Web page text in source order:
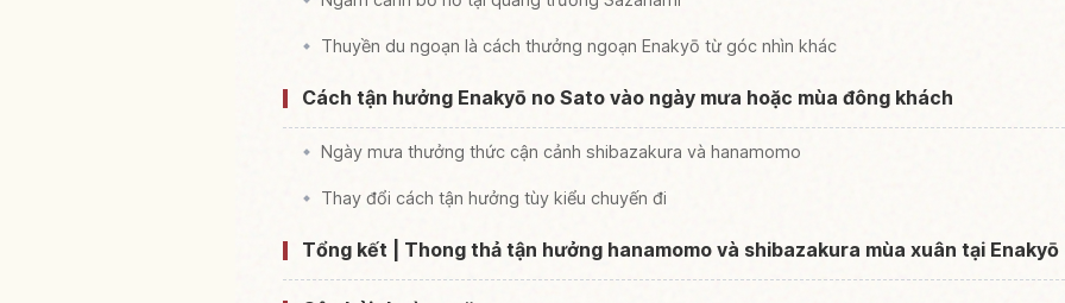
Thuyền du ngoạn là cách thưởng ngoạn Enakyō từ góc nhìn khác
Cách tận hưởng Enakyō no Sato vào ngày mưa hoặc mùa đông khách
Ngày mưa thưởng thức cận cảnh shibazakura và hanamomo
Thay đổi cách tận hưởng tùy kiểu chuyến đi
Tổng kết | Thong thả tận hưởng hanamomo và shibazakura mùa xuân tại Enakyō